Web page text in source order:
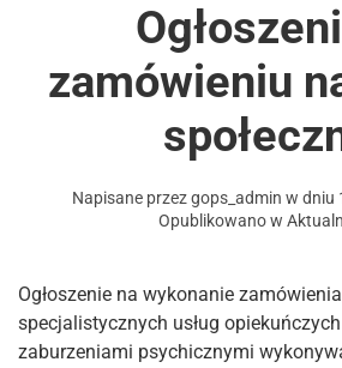
zamówieniu
Napisane przezgops_admin w dniu
Opublikowano w
Ogłoszenie na wykonanie
specjalistycznych usług
zaburzeniami psychicznymi